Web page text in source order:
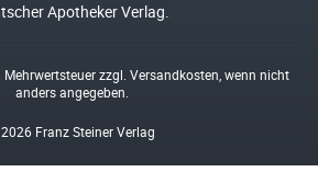
Apotheker Verlag.
zzgl. Versandkosten , wenn nicht
anders angegeben.
Franz Steiner Verlag